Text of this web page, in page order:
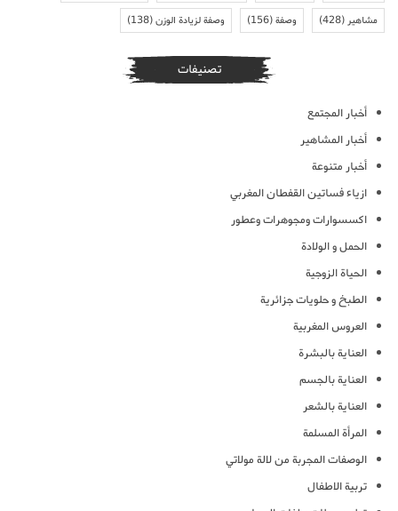
مشاهير(428) وصفة(156) وصفة لزيادة الوزن(138)
تصنيفات
أخبار المجتمع
أخبار المشاهير
أخبار متنوعة
ازياء فساتين القفطان المغربي
اكسسوارات ومجوهرات وعطور
الحمل و الولادة
الحياة الزوجية
الطبخ و حلويات جزائرية
العروس المغربية
العناية بالبشرة
العناية بالجسم
العناية بالشعر
المرأة المسلمة
الوصفات المجربة من لالة مولاتي
تربية الاطفال